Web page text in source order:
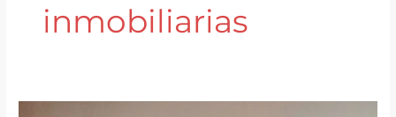
inmobiliarias